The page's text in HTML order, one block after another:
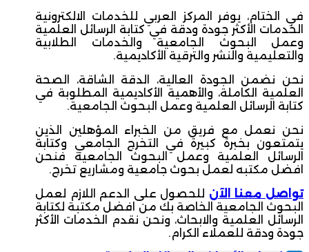
في الختام، يوفر المركز العربي للخدمات الالكترونية
الخدمات الأكثر جودة ودقة في كتابة الرسائل العلمية
وعمل البحوث الجامعية والخدمات الطلابية
والتعليمية والنشر والترقية الأكاديمية.
نحن نضمن الجودة العالية، الدقة الشاقة، الصحة
العلمية الكاملة، والأهمية الأكاديمية المطلوبة في
كتابة الرسائل العلمية وعمل البحوث الجامعية.
نحن نعمل مع فريق من الخبراء المؤهلين الذين
يتمتعون بخبرة كبيرة في التخرج الجامعي وكتابة
الرسائل العلمية وعمل البحوث الجامعية فنحن
افضل مكتبه لعمل بحوث جامعية ومشاريع تخرج.
تواصل معنا الآن للحصول على الدعم اللازم لعمل
البحوث الجامعية الخاصة بك من افضل مكتبة لكتابة
الرسائل العلمية والابحاث، ونحن نقدم الخدمات الأكثر
جودة ودقة للعملاء الكرام.